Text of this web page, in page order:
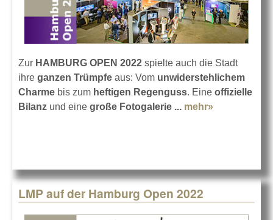
Zur HAMBURG OPEN 2022 spielte auch die Stadt
ihre ganzen Trümpfe aus: Vom unwiderstehlichem
Charme bis zum heftigen Regenguss. Eine offizielle
Bilanz und eine große Fotogalerie ... mehr»
LMP auf der Hamburg Open 2022